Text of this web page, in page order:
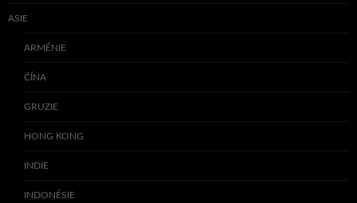
ASIE
ARMÉNIE
ČÍNA
GRUZIE
HONG KONG
INDIE
INDONÉSIE